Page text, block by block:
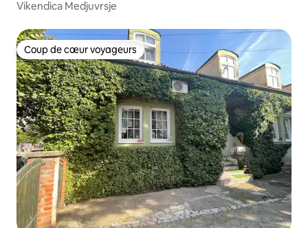
Vikendica Medjuvrsje
Coup de cœur voyageurs
Coup de cœur voyageurs